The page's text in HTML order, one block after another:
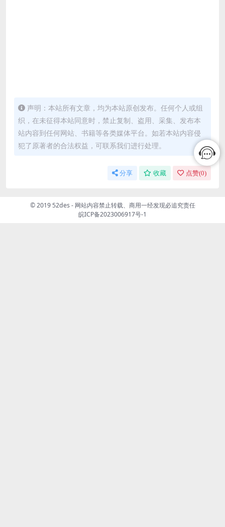
声明：本站所有文章，均为本站原创发布。任何个人或组
织，在未征得本站同意时，禁止复制、盗用、采集、发布本
站内容到任何网站、书籍等各类媒体平台。如若本站内容侵
犯了原著者的合法权益，可联系我们进行处理。
分享 收藏 点赞(0)
© 2019 52des - 网站内容禁止转载、商用一经发现必追究责任
皖ICP备2023006917号-1